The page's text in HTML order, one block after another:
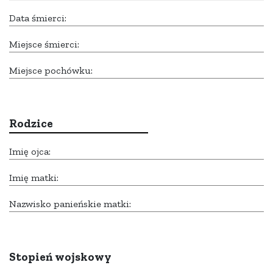
Data śmierci:
Miejsce śmierci:
Miejsce pochówku:
Rodzice
Imię ojca:
Imię matki:
Nazwisko panieńskie matki:
Stopień wojskowy